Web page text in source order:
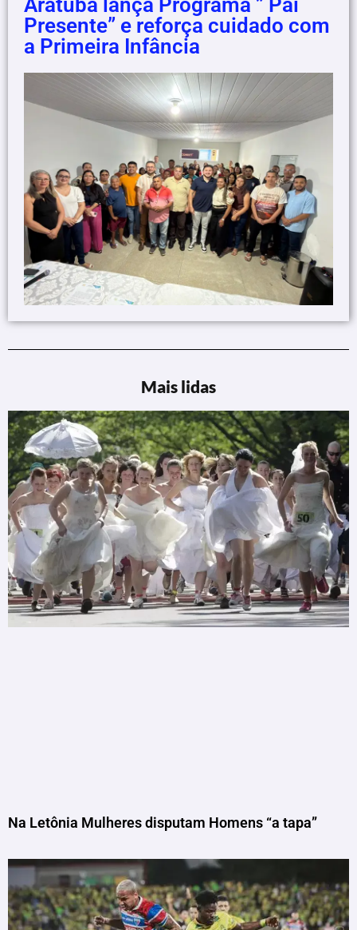
Aratuba lança Programa ” Pai
Presente” e reforça cuidado com
a Primeira Infância
Mais lidas
Na Letônia Mulheres disputam Homens “a tapa”